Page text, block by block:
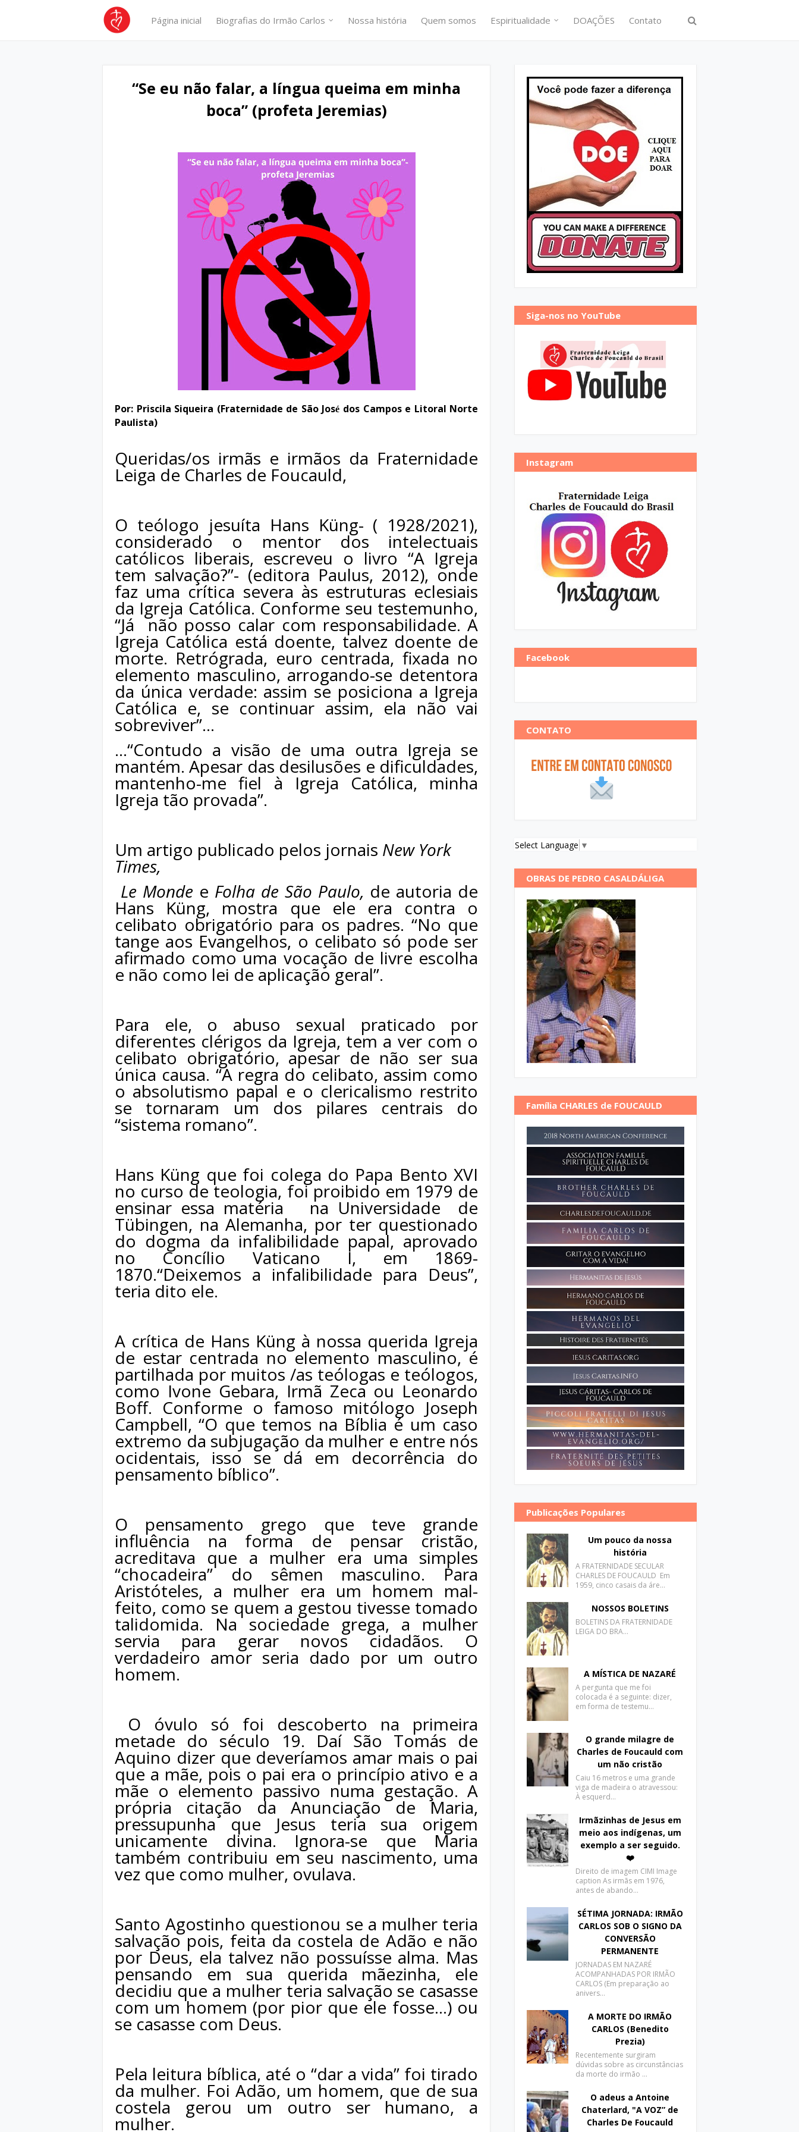
Página inicial Biografias do Irmão Carlos Nossa história Quem somos Espiritualidade DOAÇÕES Contato
“Se eu não falar, a língua queima em minha
boca” (profeta Jeremias)
Por: Priscila Siqueira (Fraternidade de São José dos Campos e Litoral Norte
Paulista)
Queridas/os irmãs e irmãos da Fraternidade
Leiga de Charles de Foucauld,
O teólogo jesuíta Hans Küng- ( 1928/2021),
considerado o mentor dos intelectuais
católicos liberais, escreveu o livro “A Igreja
tem salvação?”- (editora Paulus, 2012), onde
faz uma crítica severa às estruturas eclesiais
da Igreja Católica. Conforme seu testemunho,
“Já não posso calar com responsabilidade. A
Igreja Católica está doente, talvez doente de
morte. Retrógrada, euro centrada, fixada no
elemento masculino, arrogando-se detentora
da única verdade: assim se posiciona a Igreja
Católica e, se continuar assim, ela não vai
sobreviver”…
...“Contudo a visão de uma outra Igreja se
mantém. Apesar das desilusões e dificuldades,
mantenho-me fiel à Igreja Católica, minha
Igreja tão provada”.
Um artigo publicado pelos jornais New York
Times,
Le Monde e Folha de São Paulo, de autoria de
Hans Küng, mostra que ele era contra o
celibato obrigatório para os padres. “No que
tange aos Evangelhos, o celibato só pode ser
afirmado como uma vocação de livre escolha
e não como lei de aplicação geral”.
Para ele, o abuso sexual praticado por
diferentes clérigos da Igreja, tem a ver com o
celibato obrigatório, apesar de não ser sua
única causa. “A regra do celibato, assim como
o absolutismo papal e o clericalismo restrito
se tornaram um dos pilares centrais do
“sistema romano”.
Hans Küng que foi colega do Papa Bento XVI
no curso de teologia, foi proibido em 1979 de
ensinar essa matéria na Universidade de
Tübingen, na Alemanha, por ter questionado
do dogma da infalibilidade papal, aprovado
no Concílio Vaticano I, em 1869-
1870.“Deixemos a infalibilidade para Deus”,
teria dito ele.
A crítica de Hans Küng à nossa querida Igreja
de estar centrada no elemento masculino, é
partilhada por muitos /as teólogas e teólogos,
como Ivone Gebara, Irmã Zeca ou Leonardo
Boff. Conforme o famoso mitólogo Joseph
Campbell, “O que temos na Bíblia é um caso
extremo da subjugação da mulher e entre nós
ocidentais, isso se dá em decorrência do
pensamento bíblico”.
O pensamento grego que teve grande
influência na forma de pensar cristão,
acreditava que a mulher era uma simples
“chocadeira” do sêmen masculino. Para
Aristóteles, a mulher era um homem mal-
feito, como se quem a gestou tivesse tomado
talidomida. Na sociedade grega, a mulher
servia para gerar novos cidadãos. O
verdadeiro amor seria dado por um outro
homem.
O óvulo só foi descoberto na primeira
metade do século 19. Daí São Tomás de
Aquino dizer que deveríamos amar mais o pai
que a mãe, pois o pai era o princípio ativo e a
mãe o elemento passivo numa gestação. A
própria citação da Anunciação de Maria,
pressupunha que Jesus teria sua origem
unicamente divina. Ignora-se que Maria
também contribuiu em seu nascimento, uma
vez que como mulher, ovulava.
Santo Agostinho questionou se a mulher teria
salvação pois, feita da costela de Adão e não
por Deus, ela talvez não possuísse alma. Mas
pensando em sua querida mãezinha, ele
decidiu que a mulher teria salvação se casasse
com um homem (por pior que ele fosse…) ou
se casasse com Deus.
Pela leitura bíblica, até o “dar a vida” foi tirado
da mulher. Foi Adão, um homem, que de sua
costela gerou um outro ser humano, a
mulher.
Siga-nos no YouTube
Instagram
Facebook
CONTATO
Select Language ▼
OBRAS DE PEDRO CASALDÁLIGA
Família CHARLES de FOUCAULD
Publicações Populares
Um pouco da nossa
história
A FRATERNIDADE SECULAR
CHARLES DE FOUCAULD Em
1959, cinco casais da áre…
NOSSOS BOLETINS
BOLETINS DA FRATERNIDADE
LEIGA DO BRA…
A MÍSTICA DE NAZARÉ
A pergunta que me foi
colocada é a seguinte: dizer,
em forma de testemu…
O grande milagre de
Charles de Foucauld com
um não cristão
Caiu 16 metros e uma grande
viga de madeira o atravessou:
À esquerd…
Irmãzinhas de Jesus em
meio aos indígenas, um
exemplo a ser seguido.
❤️
Direito de imagem CIMI Image
caption As irmãs em 1976,
antes de abando…
SÉTIMA JORNADA: IRMÃO
CARLOS SOB O SIGNO DA
CONVERSÃO
PERMANENTE
JORNADAS EM NAZARÉ
ACOMPANHADAS POR IRMÃO
CARLOS (Em preparação ao
anivers…
A MORTE DO IRMÃO
CARLOS (Benedito
Prezia)
Recentemente surgiram
dúvidas sobre as circunstâncias
da morte do irmão …
O adeus a Antoine
Chaterlard, "A VOZ” de
Charles De Foucauld